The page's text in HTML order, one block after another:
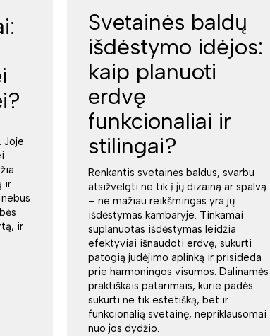
Joje
ir
ir
Svetainės baldų
išdėstymo idėjos:
kaip planuoti
erdvę
funkcionaliai ir
stilingai?
Renkantis svetainės baldus, svarbu
atsižvelgti ne tik į jų dizainą ar spalvą
– ne mažiau reikšmingas yra jų
išdėstymas kambaryje. Tinkamai
suplanuotas išdėstymas leidžia
efektyviai išnaudoti erdvę, sukurti
patogią judėjimo aplinką ir prisideda
prie harmoningos visumos. Dalinamės
praktiškais patarimais, kurie padės
sukurti ne tik estetišką, bet ir
funkcionalią svetainę, nepriklausomai
nuo jos dydžio.